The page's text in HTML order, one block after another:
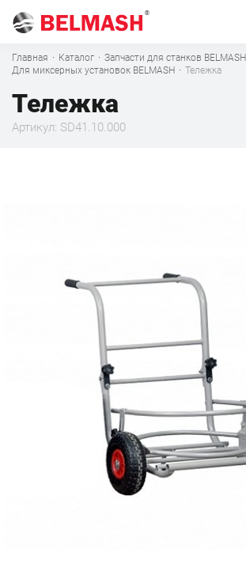
Главная · Каталог · Запчасти для станков BELMASH
Для миксерных установок BELMASH · Тележка
Тележка
Артикул: SD41.10.000